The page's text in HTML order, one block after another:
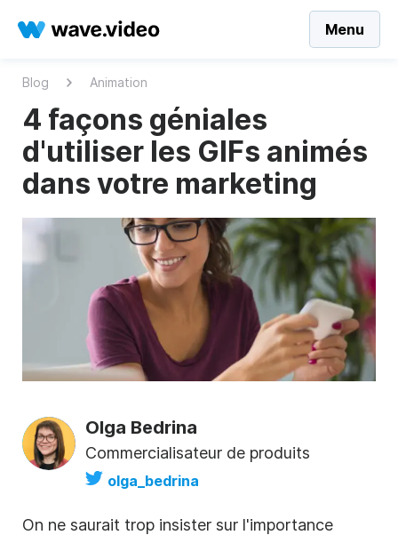
Menu
Blog Animation
4 façons géniales
d'utiliser les GIFs animés
dans votre marketing
Olga Bedrina
Commercialisateur de produits
olga_bedrina
On ne saurait trop insister sur l'importance